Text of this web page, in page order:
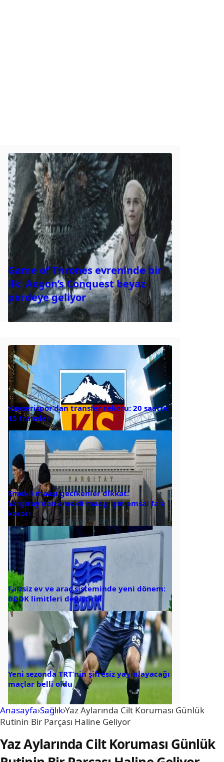
Game of Thrones evreninde bir
ilk: Aegon’s Conquest beyaz
perdeye geliyor
Kayserispor’dan transfer rekoru: 20 saatte
15 transfer
Emekli maaşı gecikenler dikkat:
Yargıtay’dan emekli maaşı için emsal faiz
kararı
Faizsiz ev ve araç sisteminde yeni dönem:
BDDK limitleri değiştirdi
Yeni sezonda TRT’nin şifresiz yayınlayacağı
maçlar belli oldu
Anasayfa›Sağlık›Yaz Aylarında Cilt Koruması Günlük
Rutinin Bir Parçası Haline Geliyor
Yaz Aylarında Cilt Koruması Günlük